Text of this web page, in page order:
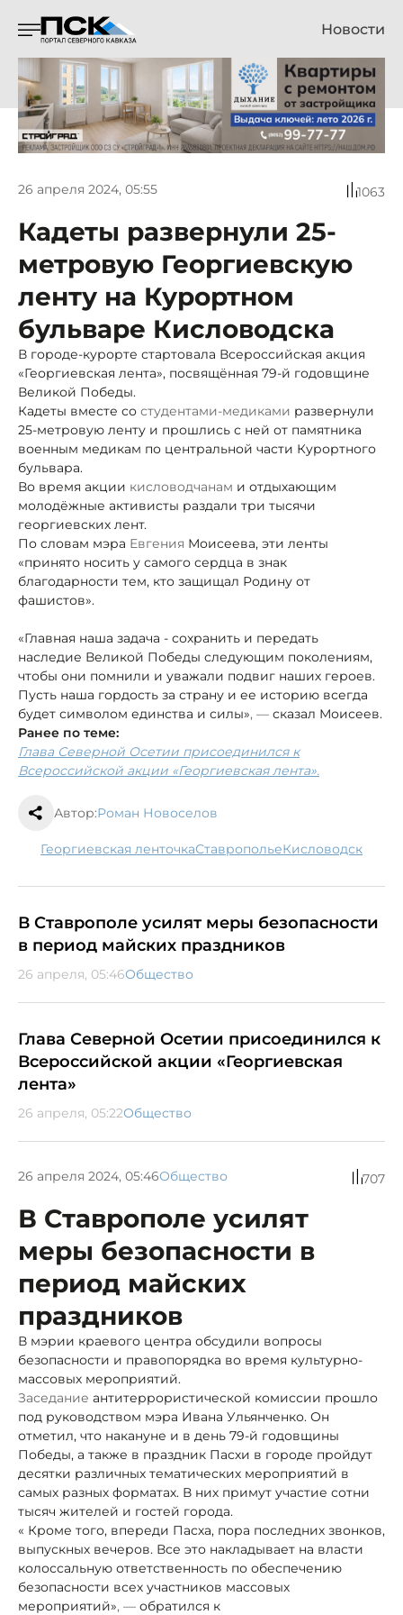
Новости
26 апреля 2024, 05:55 1063
Кадеты развернули 25-
метровую Георгиевскую
ленту на Курортном
бульваре Кисловодска
В городе-курорте стартовала Всероссийская акция
«Георгиевская лента», посвящённая 79-й годовщине
Великой Победы.
Кадеты вместе со студентами-медиками развернули
25-метровую ленту и прошлись с ней от памятника
военным медикам по центральной части Курортного
бульвара.
Во время акции кисловодчанам и отдыхающим
молодёжные активисты раздали три тысячи
георгиевских лент.
По словам мэра Евгения Моисеева, эти ленты
«принято носить у самого сердца в знак
благодарности тем, кто защищал Родину от
фашистов».
«Главная наша задача - сохранить и передать
наследие Великой Победы следующим поколениям,
чтобы они помнили и уважали подвиг наших героев.
Пусть наша гордость за страну и ее историю всегда
будет символом единства и силы», — сказал Моисеев.
Ранее по теме:
Глава Северной Осетии присоединился к
Всероссийской акции «Георгиевская лента».
Автор:Роман Новоселов
Георгиевская ленточка Ставрополье Кисловодск
В Ставрополе усилят меры безопасности
в период майских праздников
26 апреля, 05:46Общество
Глава Северной Осетии присоединился к
Всероссийской акции «Георгиевская
лента»
26 апреля, 05:22Общество
26 апреля 2024, 05:46Общество 707
В Ставрополе усилят
меры безопасности в
период майских
праздников
В мэрии краевого центра обсудили вопросы
безопасности и правопорядка во время культурно-
массовых мероприятий.
Заседание антитеррористической комиссии прошло
под руководством мэра Ивана Ульянченко. Он
отметил, что накануне и в день 79-й годовщины
Победы, а также в праздник Пасхи в городе пройдут
десятки различных тематических мероприятий в
самых разных форматах. В них примут участие сотни
тысяч жителей и гостей города.
« Кроме того, впереди Пасха, пора последних звонков,
выпускных вечеров. Все это накладывает на власти
колоссальную ответственность по обеспечению
безопасности всех участников массовых
мероприятий», — обратился к